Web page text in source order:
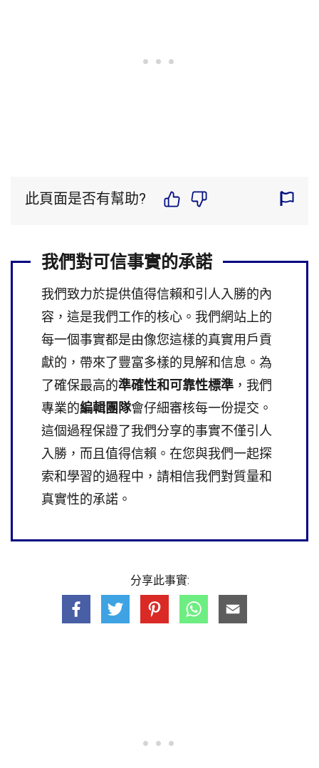
此頁面是否有幫助?
我們對可信事實的承諾
我們致力於提供值得信賴和引人入勝的內
容，這是我們工作的核心。我們網站上的
每一個事實都是由像您這樣的真實用戶貢
獻的，帶來了豐富多樣的見解和信息。為
了確保最高的準確性和可靠性標準 ，我們
專業的編輯團隊會仔細審核每一份提交。
這個過程保證了我們分享的事實不僅引人
入勝，而且值得信賴。在您與我們一起探
索和學習的過程中，請相信我們對質量和
真實性的承諾。
分享此事實: